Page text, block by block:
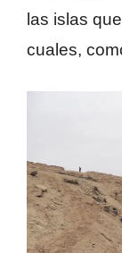
las islas
cuales,